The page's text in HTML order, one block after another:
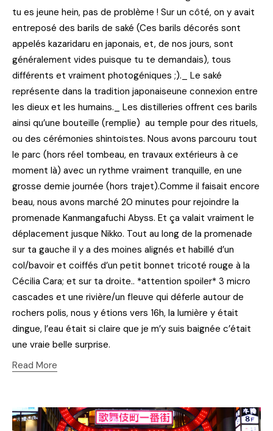
tu es jeune hein, pas de problème ! Sur un côté, on y avait
entreposé des barils de saké (Ces barils décorés sont
appelés kazaridaru en japonais, et, de nos jours, sont
généralement vides puisque tu te demandais), tous
différents et vraiment photogéniques ;)._ Le saké
représente dans la tradition japonaiseune connexion entre
les dieux et les humains._ Les distilleries offrent ces barils
ainsi qu’une bouteille (remplie) au temple pour des rituels,
ou des cérémonies shintoïstes. Nous avons parcouru tout
le parc (hors réel tombeau, en travaux extérieurs à ce
moment là) avec un rythme vraiment tranquille, en une
grosse demie journée (hors trajet).Comme il faisait encore
beau, nous avons marché 20 minutes pour rejoindre la
promenade Kanmangafuchi Abyss. Et ça valait vraiment le
déplacement jusque Nikko. Tout au long de la promenade
sur ta gauche il y a des moines alignés et habillé d’un
col/bavoir et coiffés d’un petit bonnet tricoté rouge à la
Cécilia Cara; et sur ta droite.. *attention spoiler* 3 micro
cascades et une rivière/un fleuve qui déferle autour de
rochers polis, nous y étions vers 16h, la lumière y était
dingue, l’eau était si claire que je m’y suis baignée c’était
une vraie belle surprise.
Read More